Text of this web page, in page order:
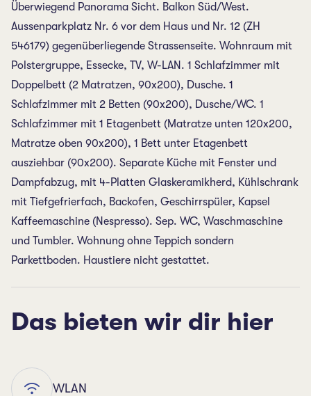
Überwiegend Panorama Sicht. Balkon Süd/West.
Aussenparkplatz Nr. 6 vor dem Haus und Nr. 12 (ZH
546179) gegenüberliegende Strassenseite. Wohnraum mit
Polstergruppe, Essecke, TV, W-LAN. 1 Schlafzimmer mit
Doppelbett (2 Matratzen, 90x200), Dusche. 1
Schlafzimmer mit 2 Betten (90x200), Dusche/WC. 1
Schlafzimmer mit 1 Etagenbett (Matratze unten 120x200,
Matratze oben 90x200), 1 Bett unter Etagenbett
ausziehbar (90x200). Separate Küche mit Fenster und
Dampfabzug, mit 4-Platten Glaskeramikherd, Kühlschrank
mit Tiefgefrierfach, Backofen, Geschirrspüler, Kapsel
Kaffeemaschine (Nespresso). Sep. WC, Waschmaschine
und Tumbler. Wohnung ohne Teppich sondern
Parkettboden. Haustiere nicht gestattet.
Das bieten wir dir hier
WLAN